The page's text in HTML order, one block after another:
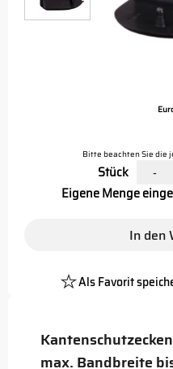
max. Bandbreite
Bitte beachten Sie die
Stück -
Eigene Menge
In den
Als Favorit